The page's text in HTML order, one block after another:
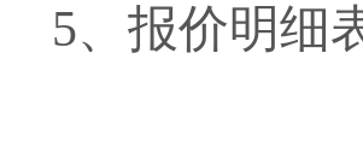
5、报价明细